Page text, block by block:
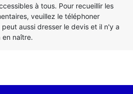
à tous. Pour recueillir les
veuillez le téléphoner
aussi dresser le devis et il n'y a
naître.